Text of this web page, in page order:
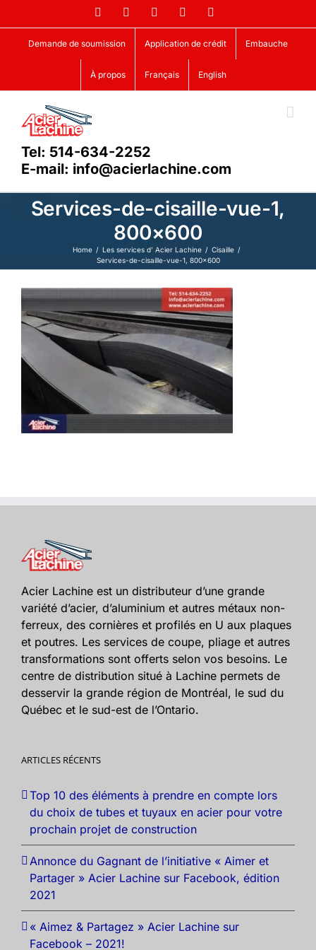
to
content
FacebookLinkedIn YouTube
Demande de soumission Application de crédit Embauche
À propos Français English
Tel: 514-634-2252
E-mail: info@acierlachine.com
Services-de-cisaille-vue-1,
800×600
Home Les services d’ Acier Lachine
Cisaille
Services-de-cisaille-vue-1, 800×600
Acier Lachine est un distributeur d’une grande
variété d’acier, d’aluminium et autres métaux non-
ferreux, des cornières et profilés en U aux plaques
et poutres. Les services de coupe, pliage et autres
transformations sont offerts selon vos besoins. Le
centre de distribution situé à Lachine permets de
desservir la grande région de Montréal, le sud du
Québec et le sud-est de l’Ontario.
ARTICLES RÉCENTS
Top 10 des éléments à prendre en compte lors
du choix de tubes et tuyaux en acier pour votre
prochain projet de construction
Annonce du Gagnant de l’initiative « Aimer et
Partager » Acier Lachine sur Facebook, édition
2021
« Aimez & Partagez » Acier Lachine sur
Facebook – 2021!